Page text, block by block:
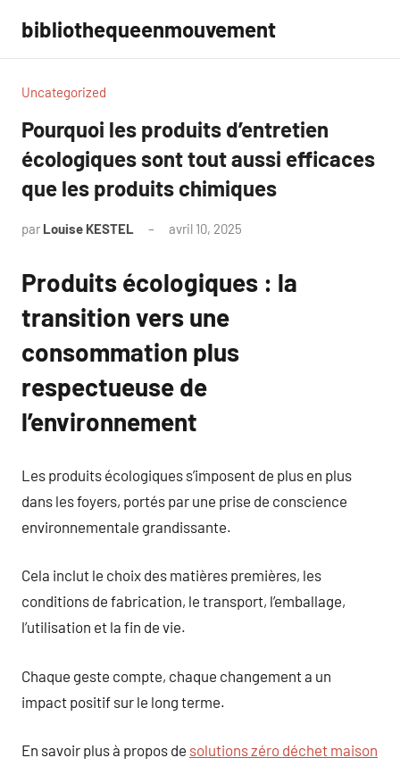
contenu
bibliothequeenmouvement
Uncategorized
Pourquoi les produits d’entretien
écologiques sont tout aussi efficaces
que les produits chimiques
par Louise KESTEL avril 10, 2025
Produits écologiques : la
transition vers une
consommation plus
respectueuse de
l’environnement
Les produits écologiques s’imposent de plus en plus
dans les foyers, portés par une prise de conscience
environnementale grandissante.
Cela inclut le choix des matières premières, les
conditions de fabrication, le transport, l’emballage,
l’utilisation et la fin de vie.
Chaque geste compte, chaque changement a un
impact positif sur le long terme.
En savoir plus à propos de solutions zéro déchet maison